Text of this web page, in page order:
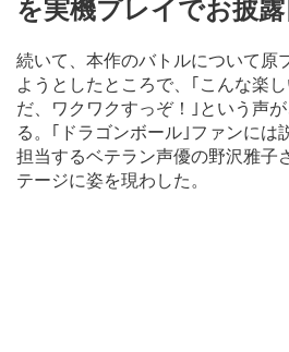
を実機プレイでお披露
続いて、本作のバトルについて原
ようとしたところで、｢こんな楽
だ、ワクワクすっぞ！｣という声
る。｢ドラゴンボール｣ファンに
担当するベテラン声優の野沢雅子
テージに姿を現わした。